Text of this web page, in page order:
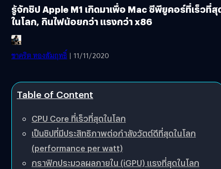
รู้จักชิป Apple M1 เกิดมาเพื่อ Mac ซีพียูคอร์ที่เร็วที่สุ
ในโลก, กินไฟน้อยกว่า แรงกว่า x86
ชาคริต ทองสัมฤทธิ์ | 11/11/2020
Table of Content
CPU Core ที่เร็วที่สุดในโลก
เป็นชิปที่มีประสิทธิภาพต่อกำลังวัตต์ดีที่สุดในโลก
(performance per watt)
กราฟิกประมวลผลภายใน (iGPU) แรงที่สุดในโลก